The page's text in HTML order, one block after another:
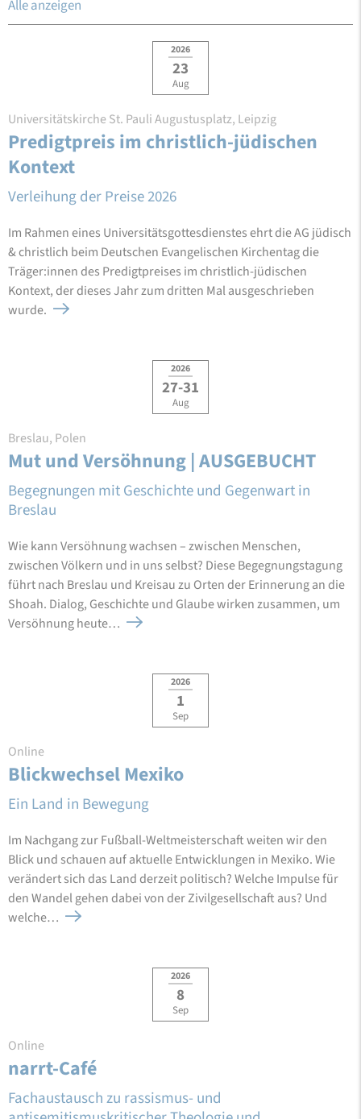
Alle anzeigen
2026
23
Aug
Universitätskirche St. Pauli Augustusplatz, Leipzig
Predigtpreis im christlich-jüdischen
Kontext
Verleihung der Preise 2026
Im Rahmen eines Universitätsgottesdienstes ehrt die AG jüdisch
& christlich beim Deutschen Evangelischen Kirchentag die
Träger:innen des Predigtpreises im christlich-jüdischen
Kontext, der dieses Jahr zum dritten Mal ausgeschrieben
wurde.
2026
27-31
Aug
Breslau, Polen
Mut und Versöhnung | AUSGEBUCHT
Begegnungen mit Geschichte und Gegenwart in
Breslau
Wie kann Versöhnung wachsen – zwischen Menschen,
zwischen Völkern und in uns selbst? Diese Begegnungstagung
führt nach Breslau und Kreisau zu Orten der Erinnerung an die
Shoah. Dialog, Geschichte und Glaube wirken zusammen, um
Versöhnung heute…
2026
1
Sep
Online
Blickwechsel Mexiko
Ein Land in Bewegung
Im Nachgang zur Fußball-Weltmeisterschaft weiten wir den
Blick und schauen auf aktuelle Entwicklungen in Mexiko. Wie
verändert sich das Land derzeit politisch? Welche Impulse für
den Wandel gehen dabei von der Zivilgesellschaft aus? Und
welche…
2026
8
Sep
Online
narrt-Café
Fachaustausch zu rassismus- und